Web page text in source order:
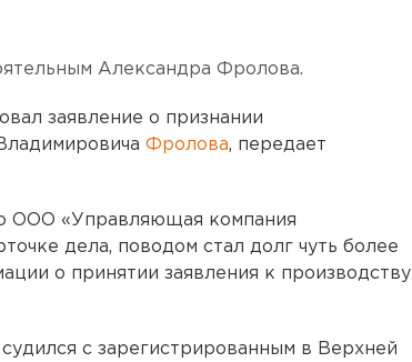
Александра Фролова.
заявление о признании
Фролова, передает
ООО «Управляющая компания
дела, поводом стал долг чуть более
о принятии заявления к производству
с зарегистрированным в Верхней